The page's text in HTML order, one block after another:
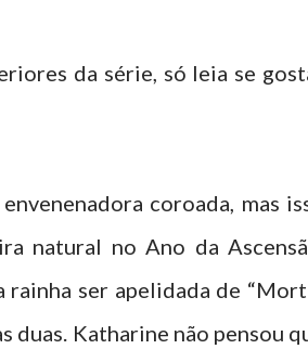
da série, só leia se
coroada, mas
natural no Ano da
rainha ser apelidada de
duas. Katharine não pensou